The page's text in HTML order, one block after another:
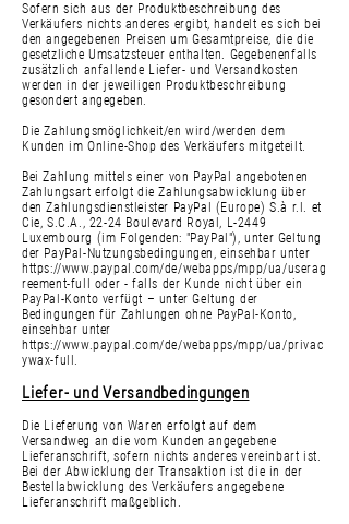
Sofern sich aus der Produktbeschreibung des
Verkäufers nichts anderes ergibt, handelt es sich bei
den angegebenen Preisen um Gesamtpreise, die die
gesetzliche Umsatzsteuer enthalten. Gegebenenfalls
zusätzlich anfallende Liefer- und Versandkosten
werden in der jeweiligen Produktbeschreibung
gesondert angegeben.
Die Zahlungsmöglichkeit/en wird/werden dem
Kunden im Online-Shop des Verkäufers mitgeteilt.
Bei Zahlung mittels einer von PayPal angebotenen
Zahlungsart erfolgt die Zahlungsabwicklung über
den Zahlungsdienstleister PayPal (Europe) S.à r.l. et
Cie, S.C.A., 22-24 Boulevard Royal, L-2449
Luxembourg (im Folgenden: "PayPal"), unter Geltung
der PayPal-Nutzungsbedingungen, einsehbar unter
https://www.paypal.com/de/webapps/mpp/ua/userag
reement-full
oder - falls der Kunde nicht über ein
PayPal-Konto verfügt – unter Geltung der
Bedingungen für Zahlungen ohne PayPal-Konto,
einsehbar unter
https://www.paypal.com/de/webapps/mpp/ua/privac
ywax-full.
Liefer- und Versandbedingungen
Die Lieferung von Waren erfolgt auf dem
Versandweg an die vom Kunden angegebene
Lieferanschrift, sofern nichts anderes vereinbart ist.
Bei der Abwicklung der Transaktion ist die in der
Bestellabwicklung des Verkäufers angegebene
Lieferanschrift maßgeblich.